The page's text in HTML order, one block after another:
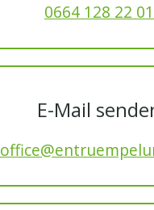
0664 128 22 01
E-Mail